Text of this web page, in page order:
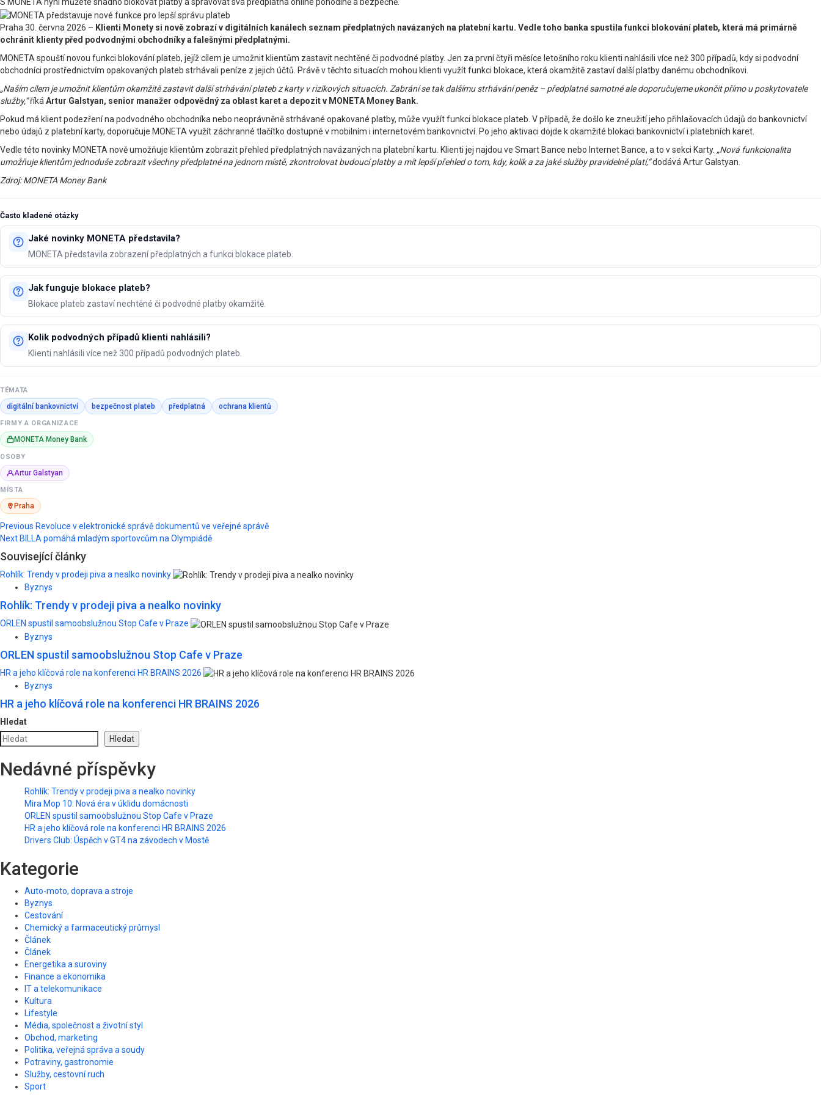
S MONETA nyní můžete snadno blokovat platby a spravovat svá předplatná online pohodlně a bezpečně.
Praha 30. června 2026 – Klienti Monety si nově zobrazí v digitálních kanálech seznam předplatných navázaných na platební kartu. Vedle toho banka spustila funkci blokování plateb, která má primárně
ochránit klienty před podvodnými obchodníky a falešnými předplatnými.
MONETA spouští novou funkci blokování plateb, jejíž cílem je umožnit klientům zastavit nechtěné či podvodné platby. Jen za první čtyři měsíce letošního roku klienti nahlásili více než 300 případů, kdy si podvodní
obchodníci prostřednictvím opakovaných plateb strhávali peníze z jejich účtů. Právě v těchto situacích mohou klienti využít funkci blokace, která okamžitě zastaví další platby danému obchodníkovi.
„Naším cílem je umožnit klientům okamžitě zastavit další strhávání plateb z karty v rizikových situacích. Zabrání se tak dalšímu strhávání peněz – předplatné samotné ale doporučujeme ukončit přímo u poskytovatele
služby,”říká Artur Galstyan, senior manažer odpovědný za oblast karet a depozit v MONETA Money Bank.
Pokud má klient podezření na podvodného obchodníka nebo neoprávněně strhávané opakované platby, může využít funkci blokace plateb. V případě, že došlo ke zneužití jeho přihlašovacích údajů do bankovnictví
nebo údajů z platební karty, doporučuje MONETA využít záchranné tlačítko dostupné v mobilním i internetovém bankovnictví. Po jeho aktivaci dojde k okamžité blokaci bankovnictví i platebních karet.
Vedle této novinky MONETA nově umožňuje klientům zobrazit přehled předplatných navázaných na platební kartu. Klienti jej najdou ve Smart Bance nebo Internet Bance, a to v sekci Karty. „Nová funkcionalita
umožňuje klientům jednoduše zobrazit všechny předplatné na jednom místě, zkontrolovat budoucí platby a mít lepší přehled o tom, kdy, kolik a za jaké služby pravidelně platí,“dodává Artur Galstyan.
Zdroj: MONETA Money Bank
Často kladené otázky
Jaké novinky MONETA představila?
MONETA představila zobrazení předplatných a funkci blokace plateb.
Jak funguje blokace plateb?
Blokace plateb zastaví nechtěné či podvodné platby okamžitě.
Kolik podvodných případů klienti nahlásili?
Klienti nahlásili více než 300 případů podvodných plateb.
TÉMATA
digitální bankovnictví bezpečnost plateb předplatná ochrana klientů
FIRMY A ORGANIZACE
MONETA Money Bank
OSOBY
Artur Galstyan
MÍSTA
Praha
Post
navigation
Previous Revoluce v elektronické správě dokumentů ve veřejné správě
Next BILLA pomáhá mladým sportovcům na Olympiádě
Související články
Rohlík: Trendy v prodeji piva a nealko novinky
Byznys
Rohlík: Trendy v prodeji piva a nealko novinky
ORLEN spustil samoobslužnou Stop Cafe v Praze
Byznys
ORLEN spustil samoobslužnou Stop Cafe v Praze
HR a jeho klíčová role na konferenci HR BRAINS 2026
Byznys
HR a jeho klíčová role na konferenci HR BRAINS 2026
Hledat
Hledat
Nedávné příspěvky
Rohlík: Trendy v prodeji piva a nealko novinky
Mira Mop 10: Nová éra v úklidu domácnosti
ORLEN spustil samoobslužnou Stop Cafe v Praze
HR a jeho klíčová role na konferenci HR BRAINS 2026
Drivers Club: Úspěch v GT4 na závodech v Mostě
Kategorie
Auto-moto, doprava a stroje
Byznys
Cestování
Chemický a farmaceutický průmysl
Článek
Článek
Energetika a suroviny
Finance a ekonomika
IT a telekomunikace
Kultura
Lifestyle
Média, společnost a životní styl
Obchod, marketing
Politika, veřejná správa a soudy
Potraviny, gastronomie
Služby, cestovní ruch
Sport